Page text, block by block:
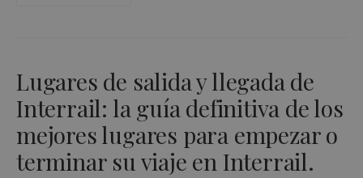
Lugares de salida y llegada de
Interrail: la guía definitiva de los
mejores lugares para empezar o
terminar su viaje en Interrail.